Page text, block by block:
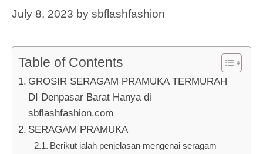
July 8, 2023 by sbflashfashion
Table of Contents
GROSIR SERAGAM PRAMUKA TERMURAH
DI Denpasar Barat Hanya di
sbflashfashion.com
SERAGAM PRAMUKA
Berikut ialah penjelasan mengenai seragam